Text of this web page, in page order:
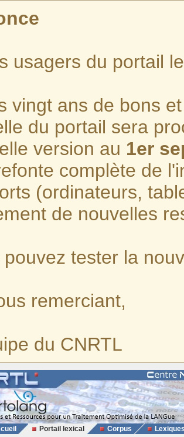
usagers du portail
vingt ans de bons
du portail sera
version au 1er
complète de
(ordinateurs,
de nouvelles
pouvez tester la
remerciant,
du CNRTL
Portail lexical Corpus